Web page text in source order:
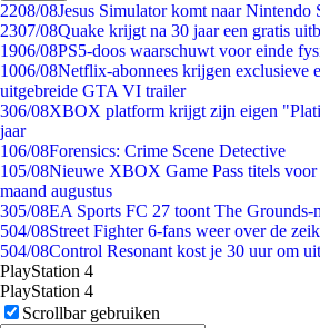
2208/08Jesus Simulator komt naar Nintendo
2307/08Quake krijgt na 30 jaar een gratis
1906/08PS5-doos waarschuwt voor einde
1006/08Netflix-abonnees krijgen exclusieve
uitgebreide GTA VI trailer
306/08XBOX platform krijgt zijn eigen
jaar
106/08Forensics: Crime Scene Detective
105/08Nieuwe XBOX Game Pass titels voor
maand augustus
305/08EA Sports FC 27 toont The Grounds-
504/08Street Fighter 6-fans weer over de
504/08Control Resonant kost je 30 uur om
PlayStation 4
PlayStation 4
Scrollbar gebruiken